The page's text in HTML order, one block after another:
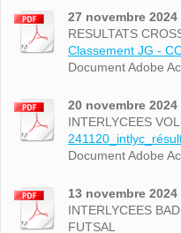
27 novembre 2024
RESULTATS
Classement JG -
Document Adobe
20 novembre 2024
INTERLYCEES
Document Adobe
13 novembre 2024
INTERLYCEES
FUTSAL